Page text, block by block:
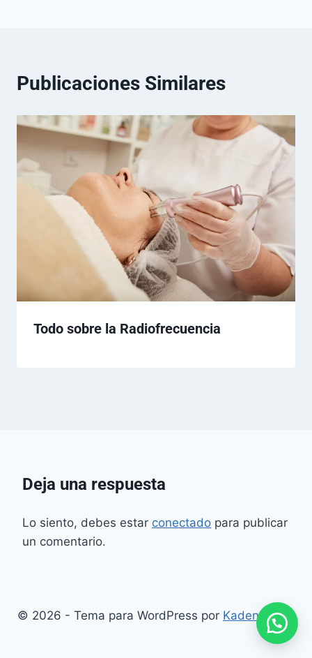
Publicaciones Similares
Todo sobre la Radiofrecuencia
Deja una respuesta
Lo siento, debes estar conectado para publicar
un comentario.
© 2026 - Tema para WordPress por Kadence WP